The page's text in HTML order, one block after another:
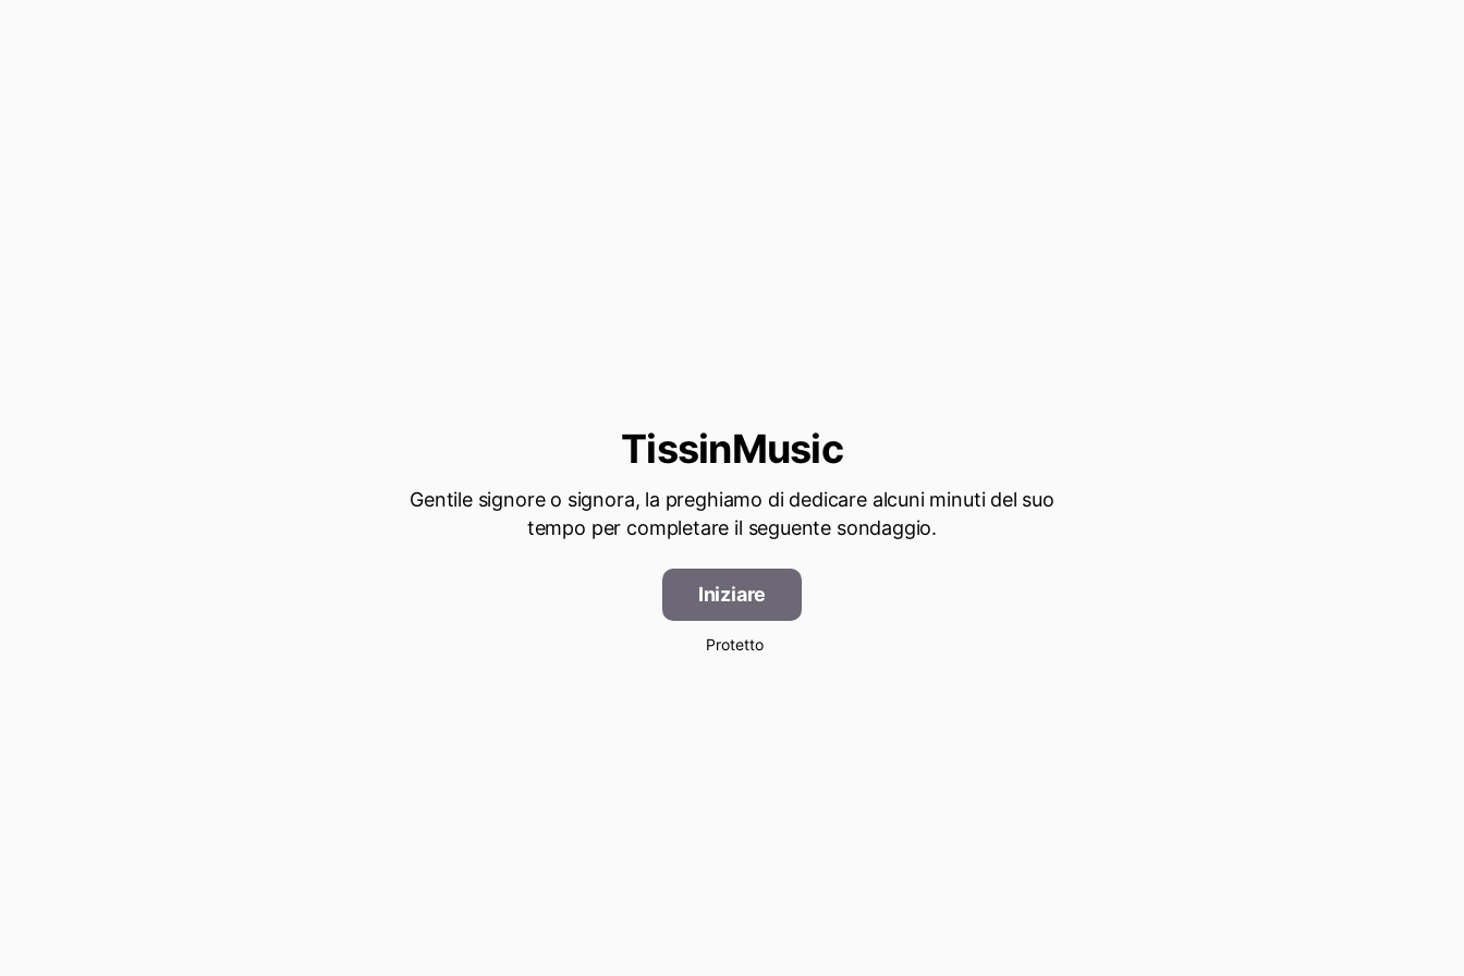
TissinMusic
Gentile signore o signora, la preghiamo di dedicare alcuni minuti del suo
tempo per completare il seguente sondaggio.
Iniziare
Protetto